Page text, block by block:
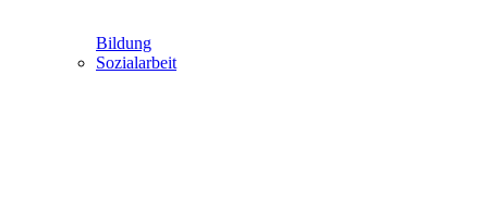
Bildung
Sozialarbeit